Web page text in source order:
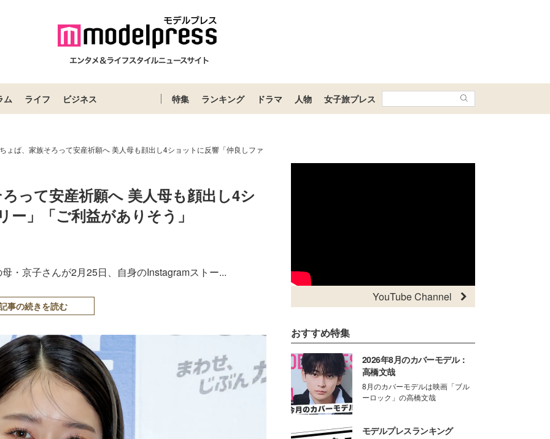
ム ライフ ビジネス 特集 ランキング ドラマ 人物 女子旅プレス
ょぱ、家族そろって安産祈願へ 美人母も顔出し4ショットに反響「仲良しファ
って安産祈願へ 美人母も顔出し4シ
」「ご利益がありそう」
・京子さんが2月25日、自身のInstagramストー...
事の続きを読む
YouTube Channel
おすすめ特集
2026年8月のカバーモデル：
高橋文哉
8月のカバーモデルは映画「ブル
ーロック」の高橋文哉
モデルプレスランキング